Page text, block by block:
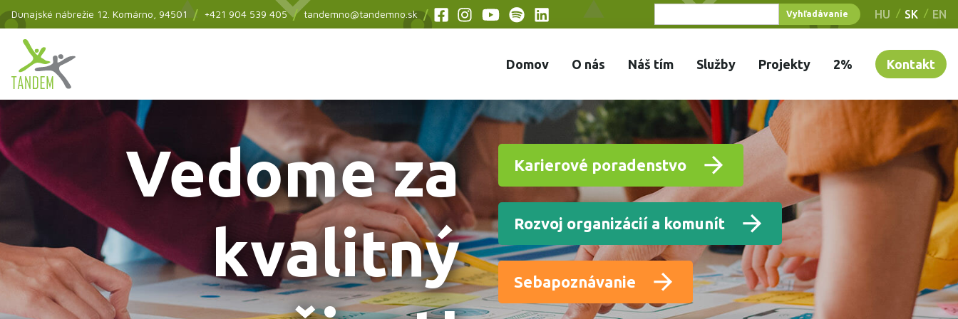
Skip
to
main
content
Dunajské nábrežie 12. Komárno , 94501 +421 904 539 405 tandemno@tandemno.sk
Social
HU SK EN
Hlavné
menu
Domov O nás Náš tím Služby Projekty 2% Kontakt
Vedome za
kvalitný
Karierové poradenstvo
Rozvoj organizácií a komunít
Sebapoznávanie